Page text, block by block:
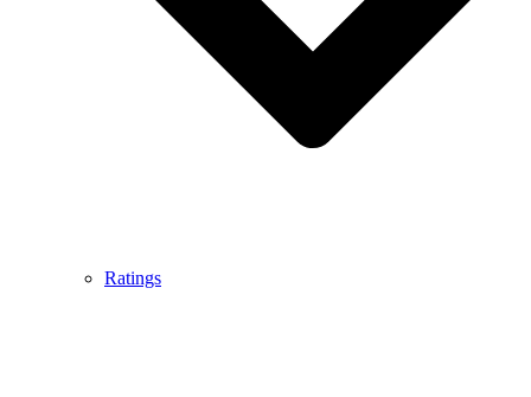
Ratings